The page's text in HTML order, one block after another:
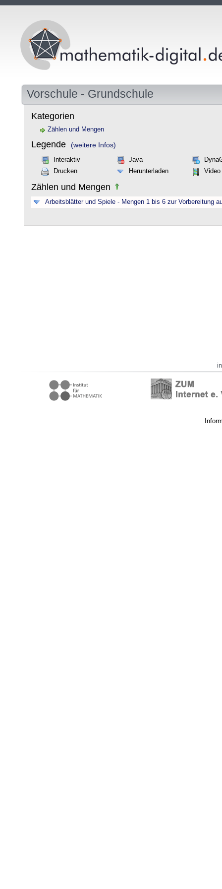
Vorschule - Grundschule
Kategorien
Zählen und Mengen
Legende (weitere Infos)
Interaktiv Java
Drucken
Herunterladen Video
Zählen und Mengen
Arbeitsblätter und Spiele - Mengen 1 bis 6 zur Vorbereitung